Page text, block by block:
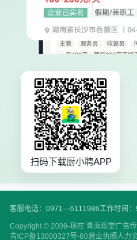
扫码下载厨小聘APP
客服电话：0971—6111986工作时间
Copyright © 2009-现在 青海观堂广告
青ICP备13000327号-80营业执照人力